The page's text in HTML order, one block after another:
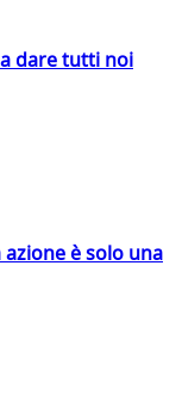
dare tutti noi
è solo una